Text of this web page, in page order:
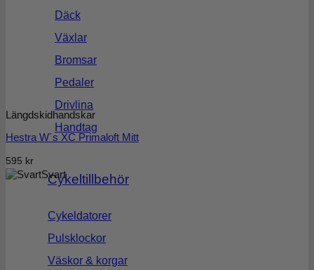
Däck
Växlar
Bromsar
Pedaler
Drivlina
Handtag
Cykeltillbehör
Cykeldatorer
Pulsklockor
Väskor & korgar
Svart
Längdskidhandskar
Hestra W´s XC Primaloft Mitt
595 kr